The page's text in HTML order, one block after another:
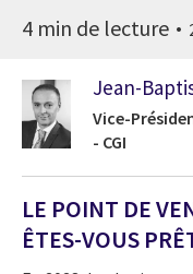
4 min de lecture
Jean-
Vice-
- CGI
LE POINT DE
ÊTES-VOUS